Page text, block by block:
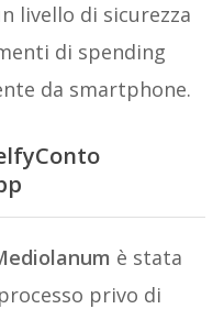
livello di sicurezza
di spending
da smartphone.
è stata
privo di